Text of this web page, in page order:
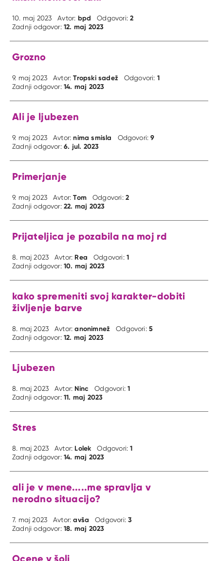
10. maj 2023 Avtor: bpd Odgovori:2
Zadnji odgovor:12. maj 2023
Grozno
9. maj 2023 Avtor:Tropski sadež Odgovori: 1
Zadnji odgovor:14. maj 2023
Ali je ljubezen
9. maj 2023 Avtor:nima smisla Odgovori:9
Zadnji odgovor:6. jul. 2023
Primerjanje
9. maj 2023 Avtor:Tom Odgovori: 2
Zadnji odgovor:22. maj 2023
Prijateljica je pozabila na moj rd
8. maj 2023 Avtor: Rea Odgovori: 1
Zadnji odgovor:10. maj 2023
kako spremeniti svoj karakter-dobiti
življenje barve
8. maj 2023 Avtor:anonimnež Odgovori:5
Zadnji odgovor:12. maj 2023
Ljubezen
8. maj 2023 Avtor: Ninc Odgovori:1
Zadnji odgovor:11. maj 2023
Stres
8. maj 2023 Avtor: Lolek Odgovori:1
Zadnji odgovor:14. maj 2023
ali je v mene.....me spravlja v
nerodno situacijo?
7. maj 2023 Avtor:avša Odgovori:3
Zadnji odgovor:18. maj 2023
Ocene v šoli